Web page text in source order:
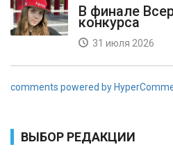
В финале
конкурса
31 июля 2026
comments powered by
ВЫБОР РЕДАКЦИИ